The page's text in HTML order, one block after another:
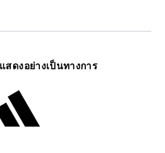
ดงอย่างเป็นทางการ